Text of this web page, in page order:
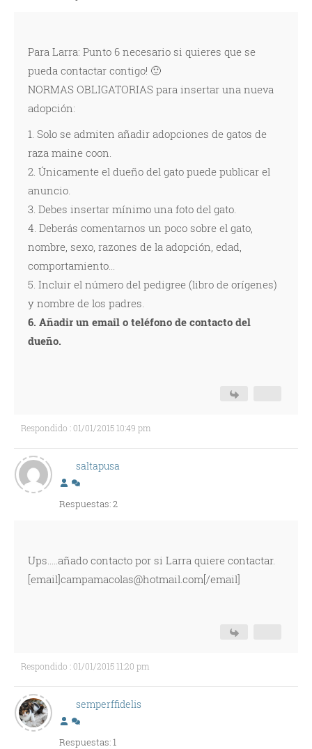
Para Larra: Punto 6 necesario si quieres que se
pueda contactar contigo! 🙂
NORMAS OBLIGATORIAS para insertar una nueva
adopción:
1. Solo se admiten añadir adopciones de gatos de
raza maine coon.
2. Únicamente el dueño del gato puede publicar el
anuncio.
3. Debes insertar mínimo una foto del gato.
4. Deberás comentarnos un poco sobre el gato,
nombre, sexo, razones de la adopción, edad,
comportamiento...
5. Incluir el número del pedigree (libro de orígenes)
y nombre de los padres.
6. Añadir un email o teléfono de contacto del
dueño.
Respondido : 01/01/2015 10:49 pm
saltapusa
Respuestas: 2
Ups.....añado contacto por si Larra quiere contactar.
[email]campamacolas@hotmail.com[/email]
Respondido : 01/01/2015 11:20 pm
semperffidelis
Respuestas: 1